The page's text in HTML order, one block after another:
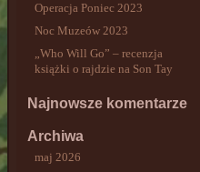
Operacja Poniec 2023
Noc Muzeów 2023
„Who Will Go” – recenzja
książki o rajdzie na Son Tay
Najnowsze komentarze
Archiwa
maj 2026